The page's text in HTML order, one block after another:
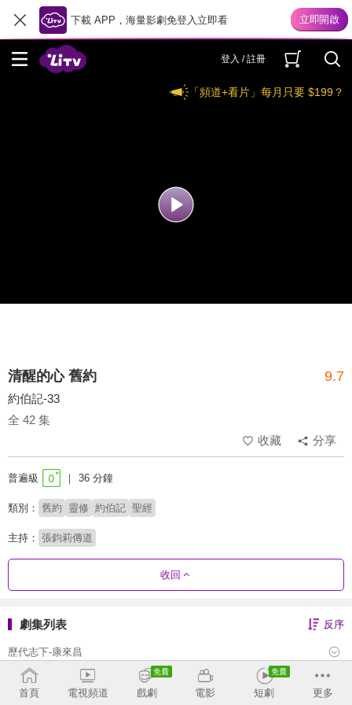
下載 APP，海量影劇免登入立即看
登入 / 註冊
「頻道+看片」每月只要 $199？
清醒的心 舊約 9.7
約伯記-33
全 42 集
收藏
分享
普遍級 36 分鐘
類別： 舊約 靈修 約伯記 聖經
主持： 張鈞莉傳道
收回
劇集列表 反序
歷代志下-康來昌
歷代志上-康來昌
首頁 電視頻道 戲劇 電影 短劇 更多